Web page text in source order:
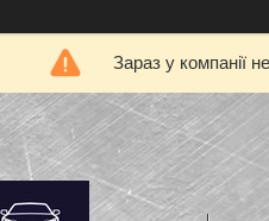
Зараз у компанії